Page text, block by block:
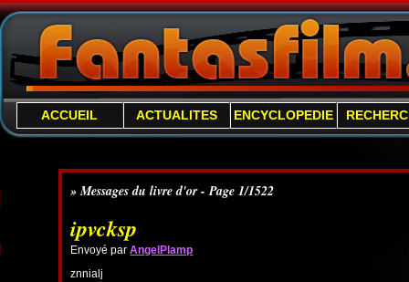
ACCUEIL ACTUALITES ENCYCLOPEDIE
» Messages du livre d'or - Page 1/1522
ipvcksp
Envoyé parAngelPlamp
znnialj